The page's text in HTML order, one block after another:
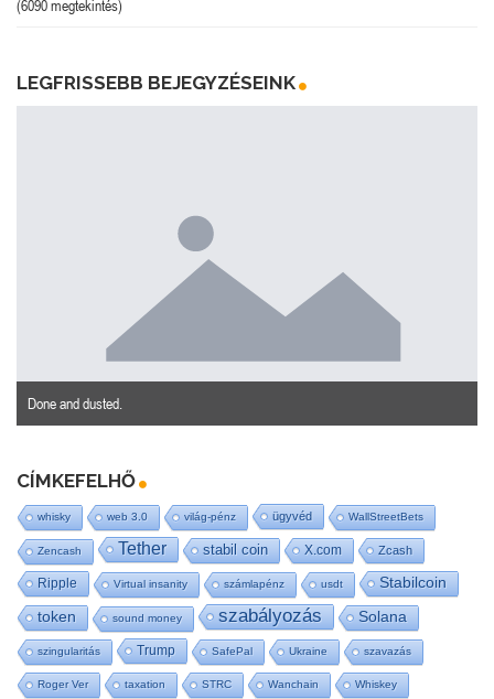
(6090 megtekintés)
LEGFRISSEBB BEJEGYZÉSEINK
Done and dusted.
CÍMKEFELHŐ
whisky web 3.0 világ-pénz ügyvéd WallStreetBets
Zencash Tether stabil coin X.com Zcash
Ripple Virtual insanity számlapénz usdt Stabilcoin
token sound money szabályozás Solana
szingularitás Trump SafePal Ukraine szavazás
Roger Ver taxation STRC Wanchain Whiskey